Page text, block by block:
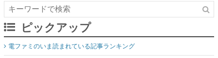
電ファミのいま読まれている記事ランキング
アプリセール情報
インタビュー